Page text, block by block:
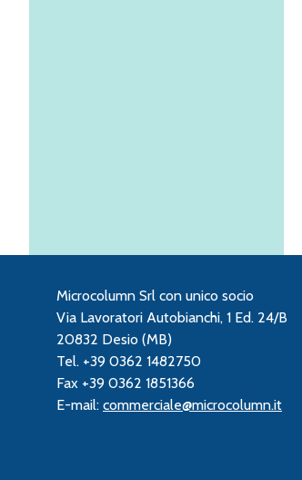
Microcolumn Srl con unico socio
Via Lavoratori Autobianchi, 1 Ed. 24/B
20832 Desio (MB)
Tel. +39 0362 1482750
Fax +39 0362 1851366
E-mail: commerciale@microcolumn.it